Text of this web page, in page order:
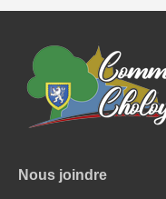
Nous joindre